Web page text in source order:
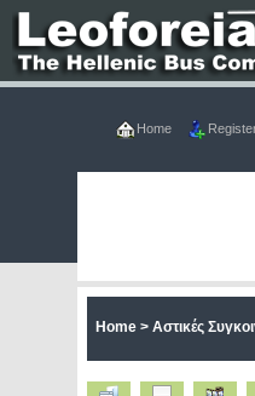
Home
Home> Αστικές